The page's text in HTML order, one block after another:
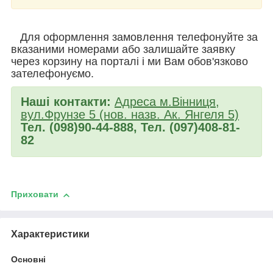
Для оформлення замовлення телефонуйте за
вказаними номерами або залишайте заявку
через корзину на порталі і ми Вам обов'язково
зателефонуємо.
Наші контакти: Адреса м.Вінниця,
вул.Фрунзе 5 (нов. назв. Ак. Янгеля 5)
Тел. (098)90-44-888, Тел. (097)408-81-
82
Приховати
Характеристики
Основні